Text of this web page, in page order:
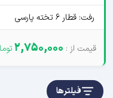
رفت: قطار 6 تخته پارسی
2,750,000
فیلترها